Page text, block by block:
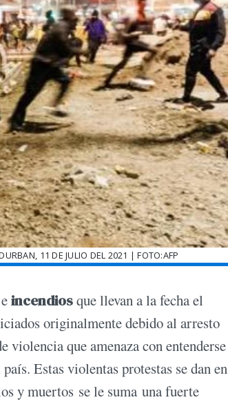
11 DE JULIO DEL 2021 | FOTO:AFP
eincendiosque llevan a la fecha el
originalmente debido al arresto
violencia que amenaza con entenderse
Estas violentas protestas se dan en
y muertos se le suma una fuerte